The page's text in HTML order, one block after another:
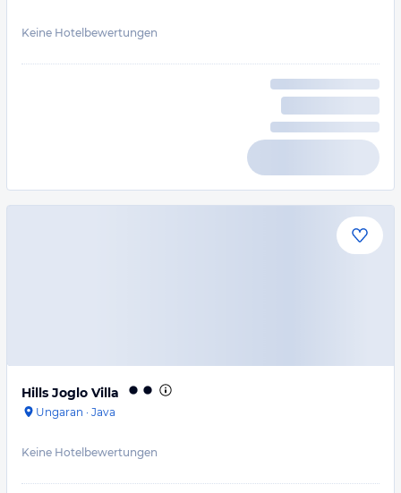
Keine Hotelbewertungen
Hills Joglo Villa
Ungaran · Java
Keine Hotelbewertungen